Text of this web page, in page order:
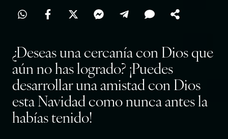
¿Deseas una cercanía con Dios que
aún no has logrado? ¡Puedes
desarrollar una amistad con Dios
esta Navidad como nunca antes la
habías tenido!